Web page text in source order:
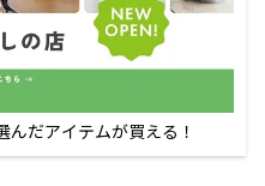
んだアイテムが買える！